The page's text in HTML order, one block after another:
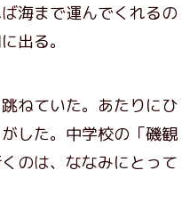
海まで運んでくれるの
出る。
ねていた。あたりにひ
した。中学校の「磯観
のは、ななみにとって